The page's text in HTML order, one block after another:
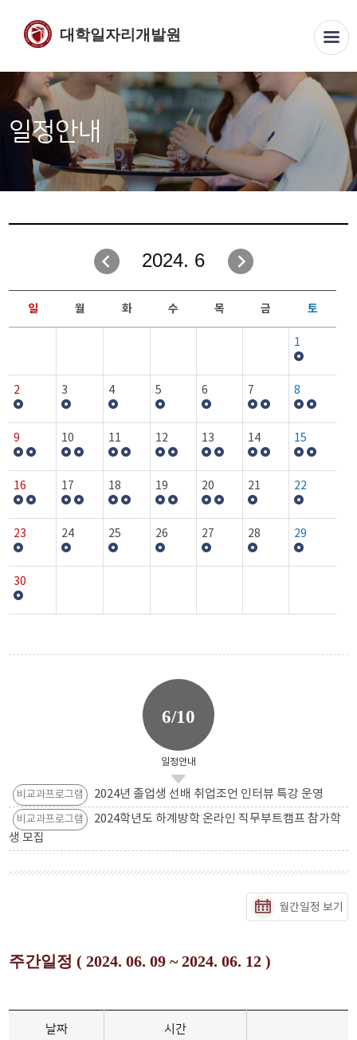
대학일자리개발원
일정안내
2024. 6
일 월 화 수 목 금 토
1
2 3 4 5 6 7 8
9 10 11 12 13 14 15
16 17 18 19 20 21 22
23 24 25 26 27 28 29
30
6/10
일정안내
비교과프로그램 2024년 졸업생 선배 취업조언 인터뷰 특강 운영
비교과프로그램
2024학년도 하계방학 온라인 직무부트캠프 참가학
생 모집
월간일정 보기
주간일정 ( 2024. 06. 09 ~ 2024. 06. 12 )
날짜 시간